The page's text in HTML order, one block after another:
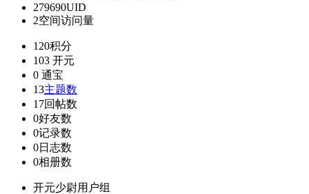
279690UID
2空间访问量
120积分
103 开元
0 通宝
13主题数
17回帖数
0好友数
0记录数
0日志数
0相册数
开元少尉用户组